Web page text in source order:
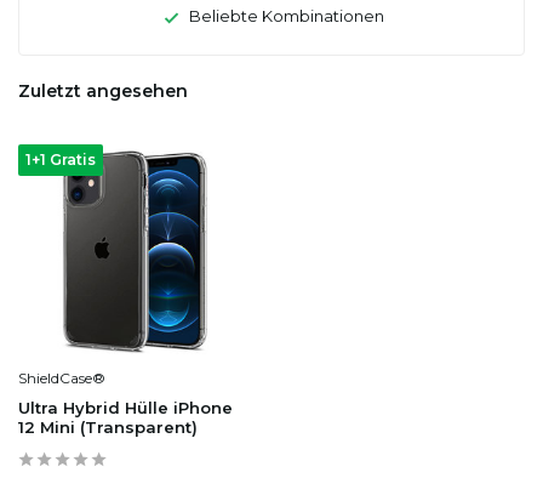
Beliebte Kombinationen
Zuletzt angesehen
1+1 Gratis
ShieldCase®
Ultra Hybrid Hülle iPhone
12 Mini (Transparent)